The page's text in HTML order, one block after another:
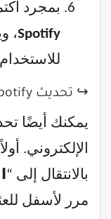
بمجرد
Spotify،
↪ تحديث Spotify يدويًا
بالانتقال إلى “